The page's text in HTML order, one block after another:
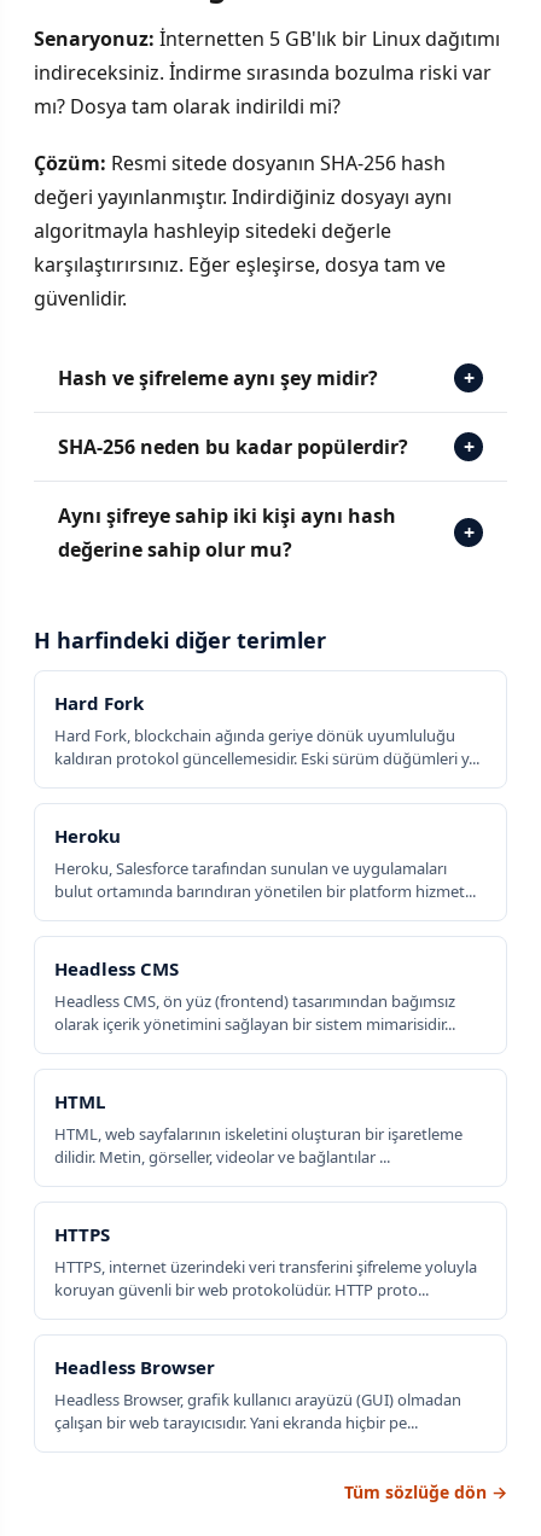
Senaryonuz: İnternetten 5 GB'lık bir Linux dağıtımı
indireceksiniz. İndirme sırasında bozulma riski var
mı? Dosya tam olarak indirildi mi?
Çözüm: Resmi sitede dosyanın SHA-256 hash
değeri yayınlanmıştır. Indirdiğiniz dosyayı aynı
algoritmayla hashleyip sitedeki değerle
karşılaştırırsınız. Eğer eşleşirse, dosya tam ve
güvenlidir.
Hash ve şifreleme aynı şey midir? +
SHA-256 neden bu kadar popülerdir? +
Aynı şifreye sahip iki kişi aynı hash
değerine sahip olur mu?
+
H harfindeki diğer terimler
Hard Fork
Hard Fork, blockchain ağında geriye dönük uyumluluğu
kaldıran protokol güncellemesidir. Eski sürüm düğümleri y...
Heroku
Heroku, Salesforce tarafından sunulan ve uygulamaları
bulut ortamında barındıran yönetilen bir platform hizmet...
Headless CMS
Headless CMS, ön yüz (frontend) tasarımından bağımsız
olarak içerik yönetimini sağlayan bir sistem mimarisidir...
HTML
HTML, web sayfalarının iskeletini oluşturan bir işaretleme
dilidir. Metin, görseller, videolar ve bağlantılar ...
HTTPS
HTTPS, internet üzerindeki veri transferini şifreleme yoluyla
koruyan güvenli bir web protokolüdür. HTTP proto...
Headless Browser
Headless Browser, grafik kullanıcı arayüzü (GUI) olmadan
çalışan bir web tarayıcısıdır. Yani ekranda hiçbir pe...
Tüm sözlüğe dön →